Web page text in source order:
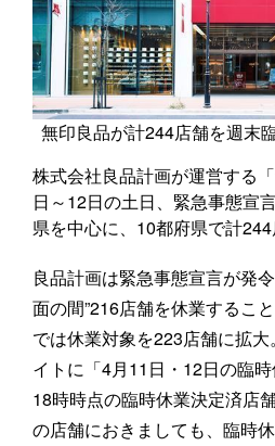
無印良品が計244店舗を週末
株式会社良品計画が運営する
日～12日の土日、緊急事態宣
県を中心に、10都府県で計244
良品計画は緊急事態宣言が発
面の間”216店舗を休業するこ
では休業対象を223店舗に拡
イトに「4月11日・12日の臨
18時時点の臨時休業決定済店
の店舗におきましても、臨時